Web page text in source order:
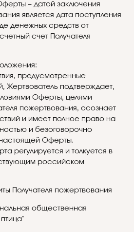
– датой заключения
является дата поступления
денежных средств от
счет Получателя
предусмотренные
Жертвователь подтверждает,
Оферты, целями
пожертвования, осознает
и имеет полное право на
и безоговорочно
Оферты.
регулируется и толкуется в
российском
Получателя пожертвования
общественная